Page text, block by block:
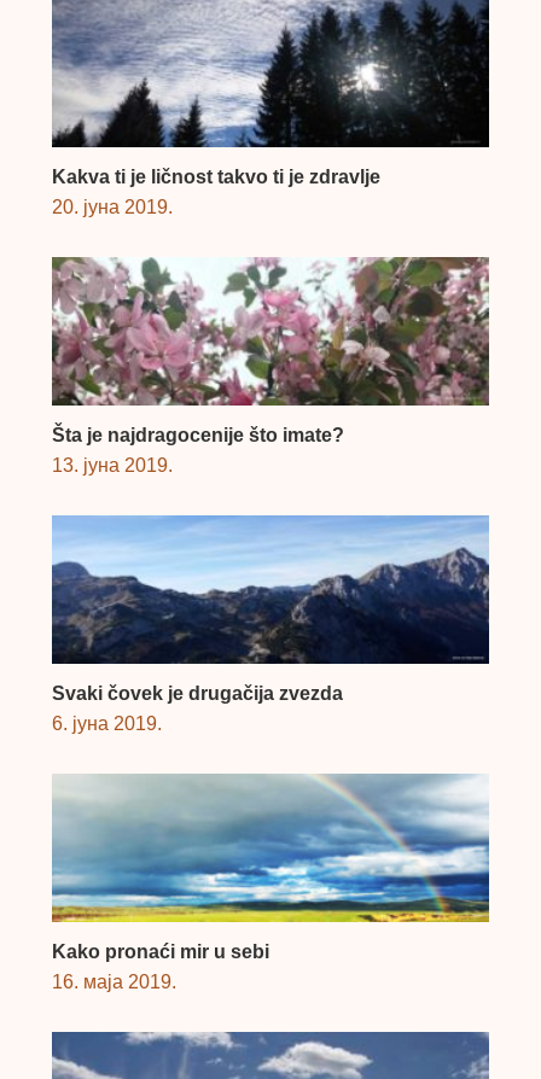
Kakva ti je ličnost takvo ti je zdravlje
20. јуна 2019.
Šta je najdragocenije što imate?
13. јуна 2019.
Svaki čovek je drugačija zvezda
6. јуна 2019.
Kako pronaći mir u sebi
16. маја 2019.